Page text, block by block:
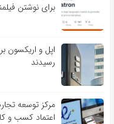
برای نوشتن
اپل و اریکسون
رسیدند
مرکز توسعه
اعتماد کسب و